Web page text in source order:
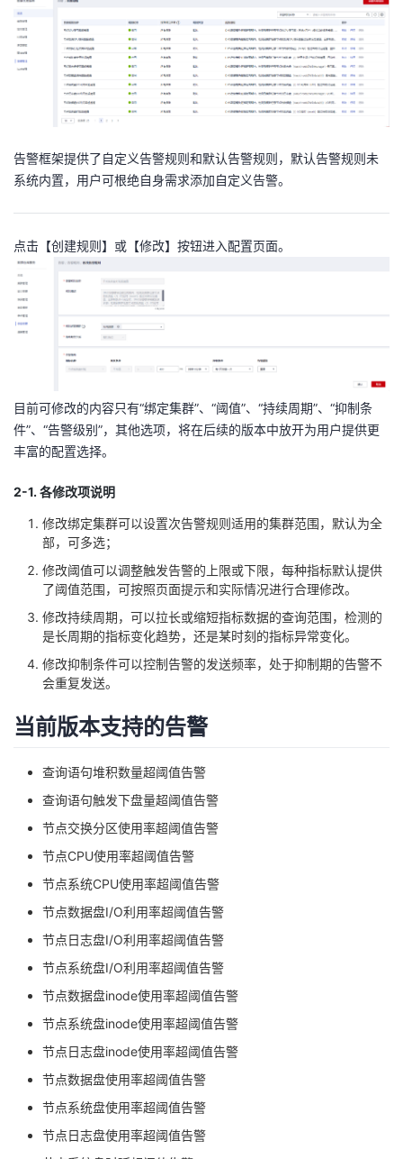
告警框架提供了自定义告警规则和默认告警规则，默认告警规则未
系统内置，用户可根绝自身需求添加自定义告警。
点击【创建规则】或【修改】按钮进入配置页面。
目前可修改的内容只有“绑定集群”、“阈值”、“持续周期”、“抑制条
件”、“告警级别”，其他选项，将在后续的版本中放开为用户提供更
丰富的配置选择。
2-1. 各修改项说明
修改绑定集群可以设置次告警规则适用的集群范围，默认为全
部，可多选；
修改阈值可以调整触发告警的上限或下限，每种指标默认提供
了阈值范围，可按照页面提示和实际情况进行合理修改。
修改持续周期，可以拉长或缩短指标数据的查询范围，检测的
是长周期的指标变化趋势，还是某时刻的指标异常变化。
修改抑制条件可以控制告警的发送频率，处于抑制期的告警不
会重复发送。
当前版本支持的告警
查询语句堆积数量超阈值告警
查询语句触发下盘量超阈值告警
节点交换分区使用率超阈值告警
节点CPU使用率超阈值告警
节点系统CPU使用率超阈值告警
节点数据盘I/O利用率超阈值告警
节点日志盘I/O利用率超阈值告警
节点系统盘I/O利用率超阈值告警
节点数据盘inode使用率超阈值告警
节点系统盘inode使用率超阈值告警
节点日志盘inode使用率超阈值告警
节点数据盘使用率超阈值告警
节点系统盘使用率超阈值告警
节点日志盘使用率超阈值告警